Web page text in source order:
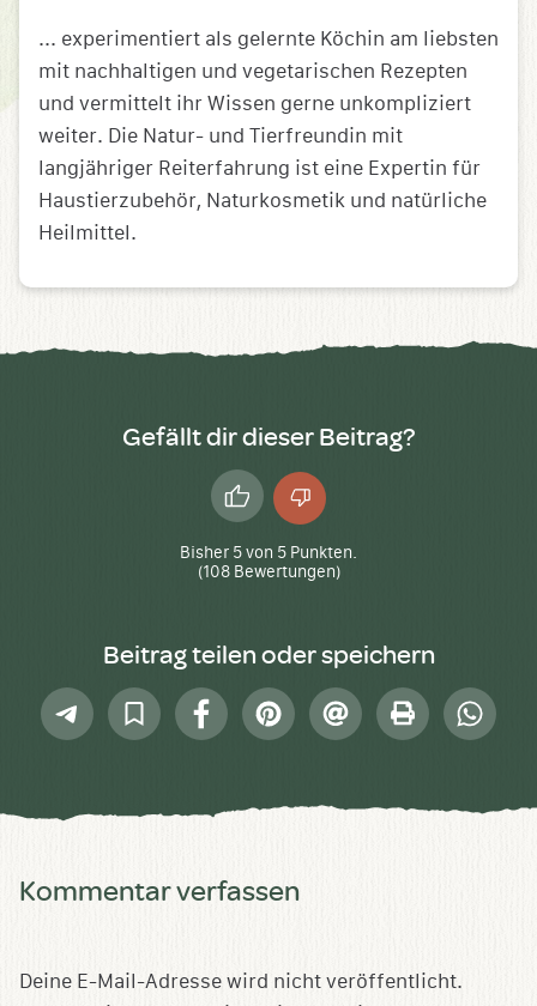
... experimentiert als gelernte Köchin am liebsten
mit nachhaltigen und vegetarischen Rezepten
und vermittelt ihr Wissen gerne unkompliziert
weiter. Die Natur- und Tierfreundin mit
langjähriger Reiterfahrung ist eine Expertin für
Haustierzubehör, Naturkosmetik und natürliche
Heilmittel.
Gefällt dir dieser Beitrag?
Daumen
hoch
Daumen
runter
Bisher 5von 5 Punkten.
(108Bewertungen)
Beitrag teilen oder speichern
Telegram
In
Sammlung
FacebookPinterest
E-
Mail
Drucken
Kommentar verfassen
Deine E-Mail-Adresse wird nicht veröffentlicht.